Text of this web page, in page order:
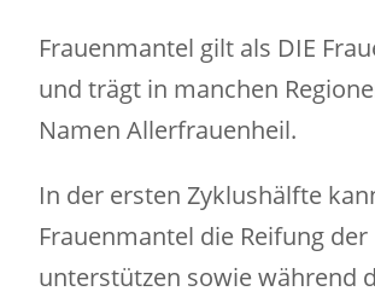
Frauenmantel gilt als DIE
und trägt in manchen
Namen Allerfrauenheil.
In der ersten Zyklushälfte
Frauenmantel die Reifung der
unterstützen sowie während